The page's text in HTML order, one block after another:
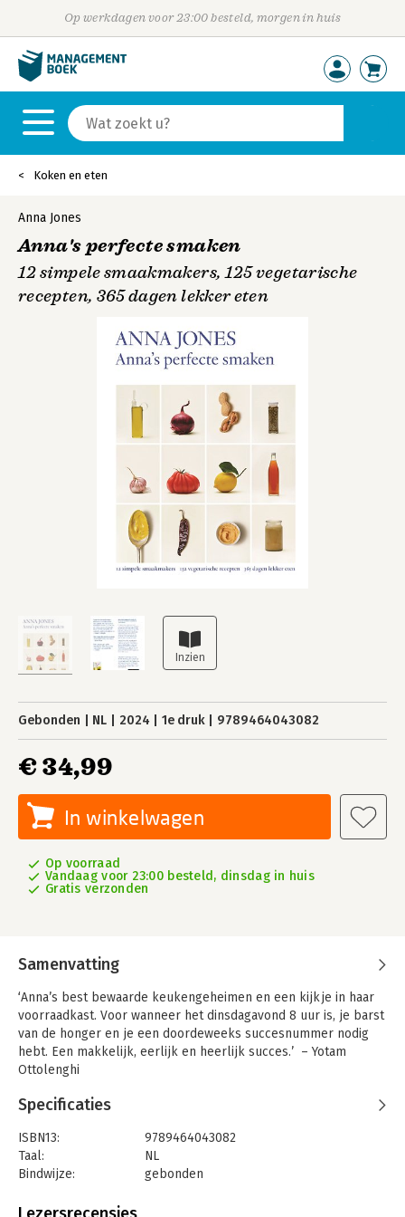
Op werkdagen voor 23:00 besteld, morgen in huis
Koken en eten
Anna Jones
Anna's perfecte smaken
12 simpele smaakmakers, 125 vegetarische
recepten, 365 dagen lekker eten
Gebonden NL 2024 1e druk 9789464043082
€ 34,99
In winkelwagen
Op voorraad
Vandaag voor 23:00 besteld, dinsdag in huis
Gratis verzonden
Samenvatting
‘Anna’s best bewaarde keukengeheimen en een kijkje in haar
voorraadkast. Voor wanneer het dinsdagavond 8 uur is, je barst
van de honger en je een doordeweeks succesnummer nodig
hebt. Een makkelijk, eerlijk en heerlijk succes.’ – Yotam
Ottolenghi
Supersimpele vegetarische recepten die barsten van de smaak
en vriendelijk zijn voor de planeet
In Anna's perfecte smaken staan twaalf superhelden centraal
die je eten gegarandeerd geweldig laten smaken. Elk
hoofdstuk draait om een basisingrediënt dat je altijd wel in huis
hebt, zoals citroenen, olijfolie, uien, tahin of azijn. Daarmee
Specificaties
ISBN13:
9789464043082
Taal:
NL
Bindwijze:
gebonden
Uitgever: